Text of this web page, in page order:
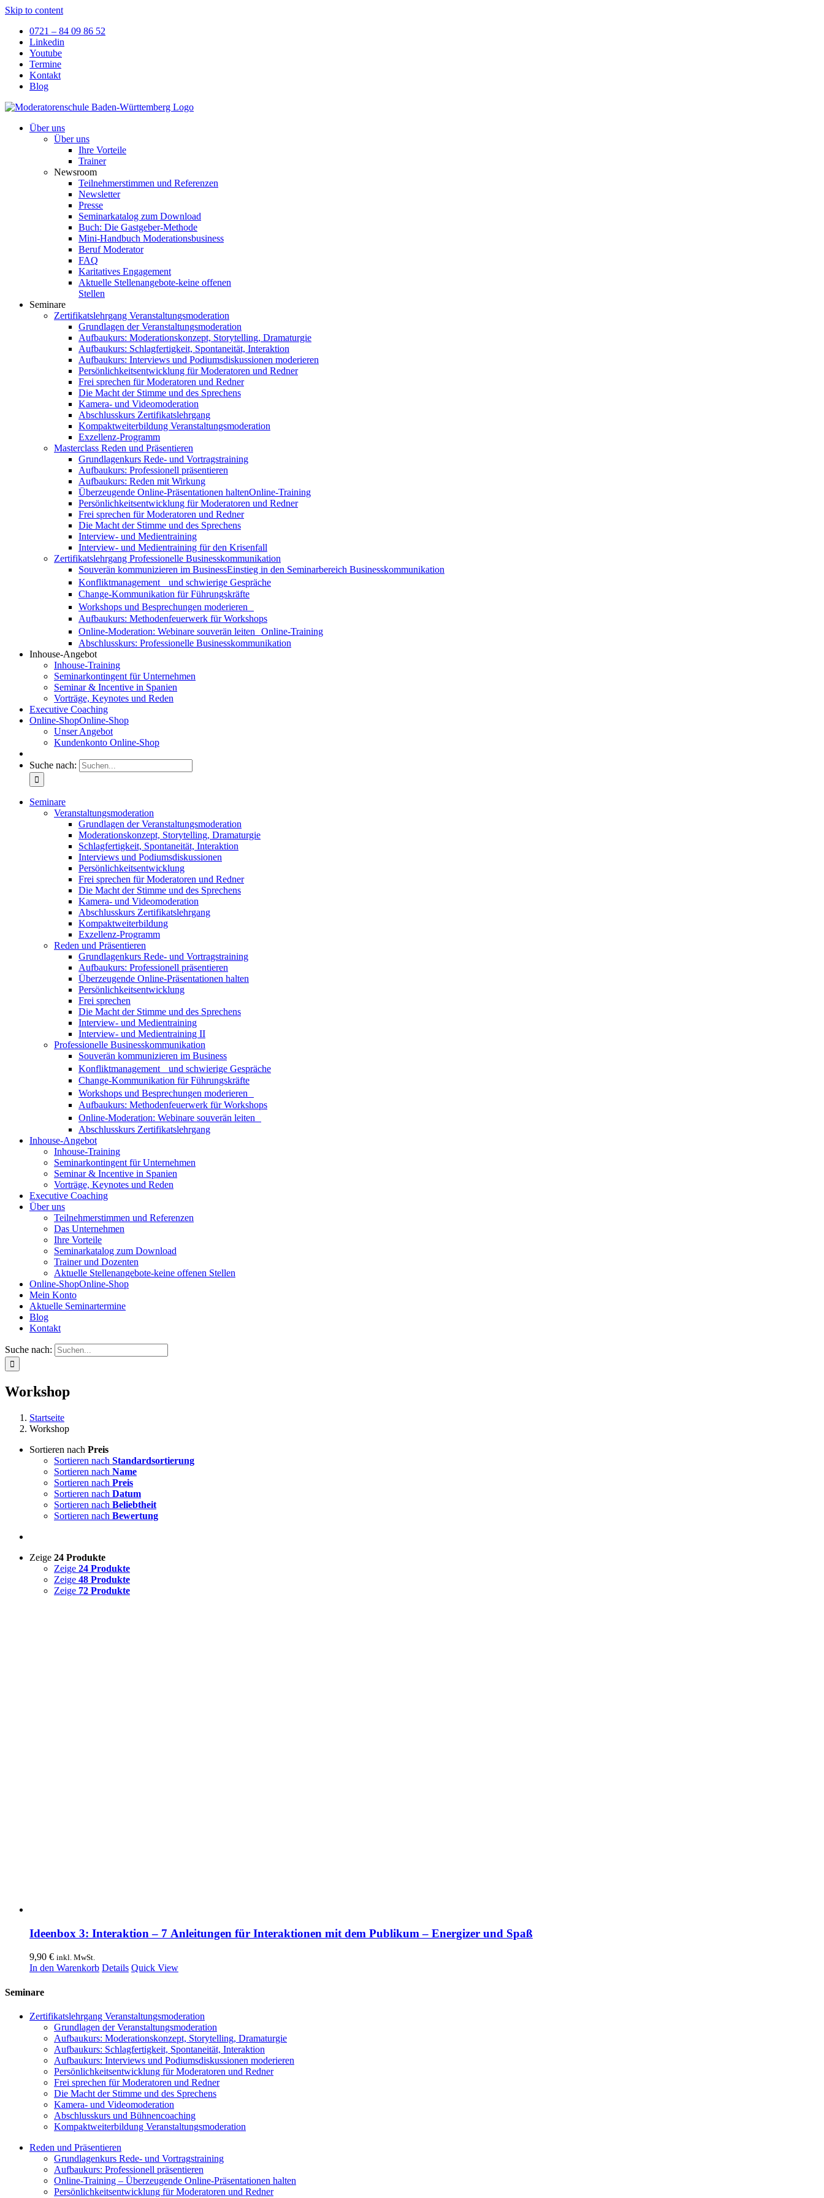
Skip to content
0721 – 84 09 86 52
Linkedin
Youtube
Termine
Kontakt
Blog
Über uns
Über uns
Ihre Vorteile
Trainer
Newsroom
Teilnehmerstimmen und Referenzen
Newsletter
Presse
Seminarkatalog zum Download
Buch: Die Gastgeber-Methode
Mini-Handbuch Moderationsbusiness
Beruf Moderator
FAQ
Karitatives Engagement
Aktuelle Stellenangebote-keine offenen
Stellen
Seminare
Zertifikatslehrgang Veranstaltungsmoderation
Grundlagen der Veranstaltungsmoderation
Aufbaukurs: Moderationskonzept, Storytelling, Dramaturgie
Aufbaukurs: Schlagfertigkeit, Spontaneität, Interaktion
Aufbaukurs: Interviews und Podiumsdiskussionen moderieren
Persönlichkeitsentwicklung für Moderatoren und Redner
Frei sprechen für Moderatoren und Redner
Die Macht der Stimme und des Sprechens
Kamera- und Videomoderation
Abschlusskurs Zertifikatslehrgang
Kompaktweiterbildung Veranstaltungsmoderation
Exzellenz-Programm
Masterclass Reden und Präsentieren
Grundlagenkurs Rede- und Vortragstraining
Aufbaukurs: Professionell präsentieren
Aufbaukurs: Reden mit Wirkung
Überzeugende Online-Präsentationen haltenOnline-Training
Persönlichkeitsentwicklung für Moderatoren und Redner
Frei sprechen für Moderatoren und Redner
Die Macht der Stimme und des Sprechens
Interview- und Medientraining
Interview- und Medientraining für den Krisenfall
Zertifikatslehrgang Professionelle Businesskommunikation
Souverän kommunizieren im BusinessEinstieg in den Seminarbereich Businesskommunikation
Konfliktmanagement und schwierige Gespräche
Change-Kommunikation für Führungskräfte
Workshops und Besprechungen moderieren
Aufbaukurs: Methodenfeuerwerk für Workshops
Online-Moderation: Webinare souverän leiten Online-Training
Abschlusskurs: Professionelle Businesskommunikation
Inhouse-Angebot
Inhouse-Training
Seminarkontingent für Unternehmen
Seminar & Incentive in Spanien
Vorträge, Keynotes und Reden
Executive Coaching
Online-ShopOnline-Shop
Unser Angebot
Kundenkonto Online-Shop
Suche nach:
Seminare
Veranstaltungsmoderation
Grundlagen der Veranstaltungsmoderation
Moderationskonzept, Storytelling, Dramaturgie
Schlagfertigkeit, Spontaneität, Interaktion
Interviews und Podiumsdiskussionen
Persönlichkeitsentwicklung
Frei sprechen für Moderatoren und Redner
Die Macht der Stimme und des Sprechens
Kamera- und Videomoderation
Abschlusskurs Zertifikatslehrgang
Kompaktweiterbildung
Exzellenz-Programm
Reden und Präsentieren
Grundlagenkurs Rede- und Vortragstraining
Aufbaukurs: Professionell präsentieren
Überzeugende Online-Präsentationen halten
Persönlichkeitsentwicklung
Frei sprechen
Die Macht der Stimme und des Sprechens
Interview- und Medientraining
Interview- und Medientraining II
Professionelle Businesskommunikation
Souverän kommunizieren im Business
Konfliktmanagement und schwierige Gespräche
Change-Kommunikation für Führungskräfte
Workshops und Besprechungen moderieren
Aufbaukurs: Methodenfeuerwerk für Workshops
Online-Moderation: Webinare souverän leiten
Abschlusskurs Zertifikatslehrgang
Inhouse-Angebot
Inhouse-Training
Seminarkontingent für Unternehmen
Seminar & Incentive in Spanien
Vorträge, Keynotes und Reden
Executive Coaching
Über uns
Teilnehmerstimmen und Referenzen
Das Unternehmen
Ihre Vorteile
Seminarkatalog zum Download
Trainer und Dozenten
Aktuelle Stellenangebote-keine offenen Stellen
Online-ShopOnline-Shop
Mein Konto
Aktuelle Seminartermine
Blog
Kontakt
Suche nach:
Workshop
Startseite
Workshop
Sortieren nach Preis
Sortieren nach Standardsortierung
Sortieren nach Name
Sortieren nach Preis
Sortieren nach Datum
Sortieren nach Beliebtheit
Sortieren nach Bewertung
Zeige 24 Produkte
Zeige 24 Produkte
Zeige 48 Produkte
Zeige 72 Produkte
Ideenbox 3: Interaktion – 7 Anleitungen für Interaktionen mit dem Publikum – Energizer und Spaß
9,90 € inkl. MwSt.
In den Warenkorb Details Quick View
Seminare
Zertifikatslehrgang Veranstaltungsmoderation
Grundlagen der Veranstaltungsmoderation
Aufbaukurs: Moderationskonzept, Storytelling, Dramaturgie
Aufbaukurs: Schlagfertigkeit, Spontaneität, Interaktion
Aufbaukurs: Interviews und Podiumsdiskussionen moderieren
Persönlichkeitsentwicklung für Moderatoren und Redner
Frei sprechen für Moderatoren und Redner
Die Macht der Stimme und des Sprechens
Kamera- und Videomoderation
Abschlusskurs und Bühnencoaching
Kompaktweiterbildung Veranstaltungsmoderation
Reden und Präsentieren
Grundlagenkurs Rede- und Vortragstraining
Aufbaukurs: Professionell präsentieren
Online-Training – Überzeugende Online-Präsentationen halten
Persönlichkeitsentwicklung für Moderatoren und Redner